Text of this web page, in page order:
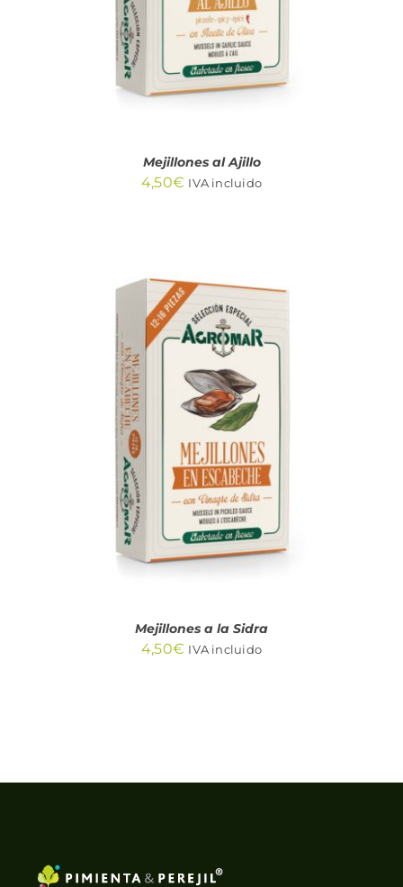
Mejillones al Ajillo
4,50€ IVA incluido
AÑADIR AL CARRITO
DETALLES
Mejillones a la Sidra
4,50€ IVA incluido